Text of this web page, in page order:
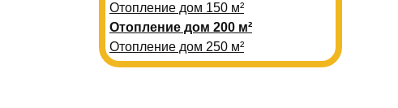
Отопление дом 150 м²
Отопление дом 200 м²
Отопление дом 250 м²